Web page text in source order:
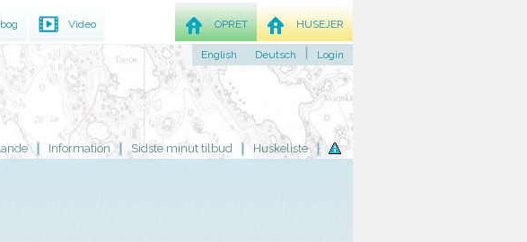
Information Sidste minut tilbud Huskeliste
Video HUSEJER
OPRET
English Deutsch Login